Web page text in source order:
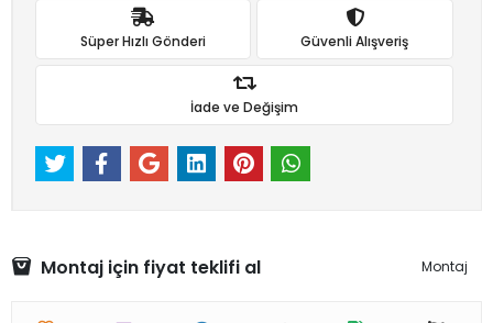
Süper Hızlı Gönderi Güvenli Alışveriş
İade ve Değişim
Montaj için fiyat teklifi al Montaj